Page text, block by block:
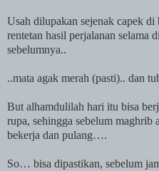
Usah dilupakan sejenak capek
rentetan hasil perjalanan selama di
sebelumnya..
..mata agak merah (pasti).. dan
But alhamdulilah hari itu bisa
rupa, sehingga sebelum
bekerja dan pulang….
So… bisa dipastikan, sebelum